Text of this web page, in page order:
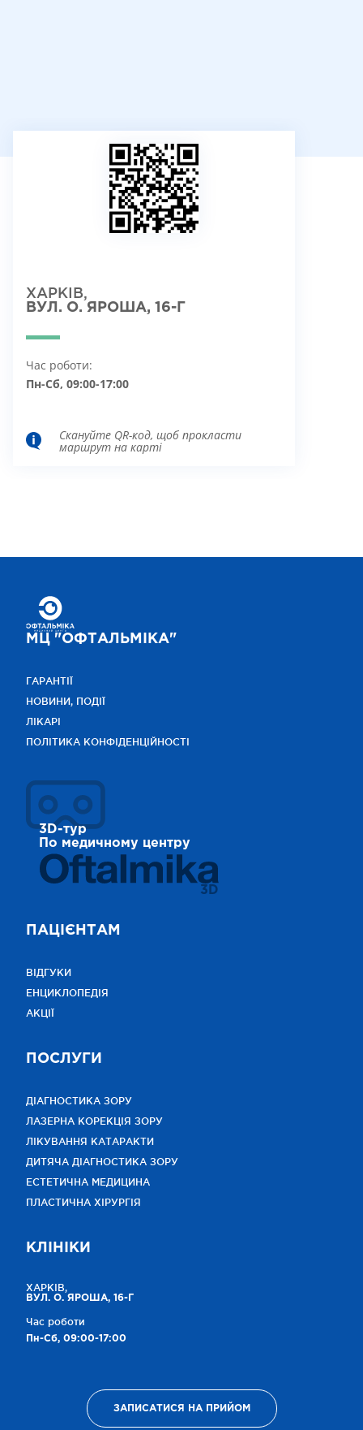
ХАРКІВ,
ВУЛ. О. ЯРОША, 16-Г
Час роботи:
Пн-Сб, 09:00-17:00
Скануйте QR-код, щоб прокласти
маршрут на карті
МЦ "ОФТАЛЬМІКА"
ГАРАНТІЇ
НОВИНИ, ПОДІЇ
ЛІКАРІ
ПОЛІТИКА КОНФІДЕНЦІЙНОСТІ
3D-тур
По медичному центру
3D
ПАЦІЄНТАМ
ВІДГУКИ
ЕНЦИКЛОПЕДІЯ
АКЦІЇ
ПОСЛУГИ
ДІАГНОСТИКА ЗОРУ
ЛАЗЕРНА КОРЕКЦІЯ ЗОРУ
ЛІКУВАННЯ КАТАРАКТИ
ДИТЯЧА ДІАГНОСТИКА ЗОРУ
ЕСТЕТИЧНА МЕДИЦИНА
ПЛАСТИЧНА ХІРУРГІЯ
КЛІНІКИ
ХАРКІВ,
ВУЛ. О. ЯРОША, 16-Г
Час роботи
Пн-Сб, 09:00-17:00
ЗАПИСАТИСЯ НА ПРИЙОМ